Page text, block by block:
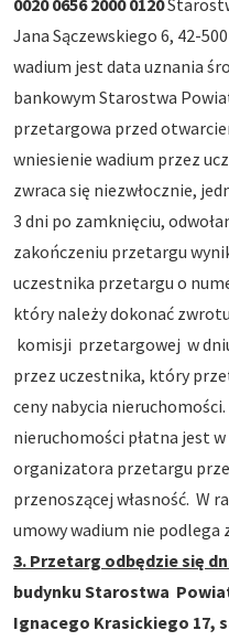
0020 0656 2000 0120
Jana Sączewskiego 6, 42-
wadium jest data uznania
bankowym Starostwa
przetargowa przed
wniesienie wadium przez
zwraca się niezwłocznie,
3 dni po zamknięciu,
zakończeniu przetargu
uczestnika przetargu o
który należy dokonać
komisji przetargowej w
przez uczestnika, który
ceny nabycia
nieruchomości płatna jest
organizatora przetargu
przenoszącej własność. W
umowy wadium nie podlega
3. Przetarg odbędzie się
budynku Starostwa
Ignacego Krasickiego 17,